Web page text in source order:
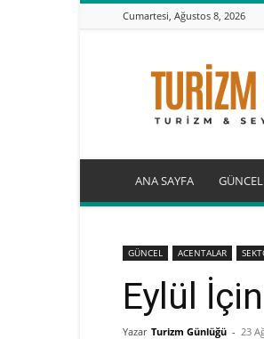
Cumartesi, Ağustos 8, 2026
ANA SAYFA GÜNCEL
GÜNCEL ACENTALAR
Eylül
Yazar Turizm Günlüğü - 23